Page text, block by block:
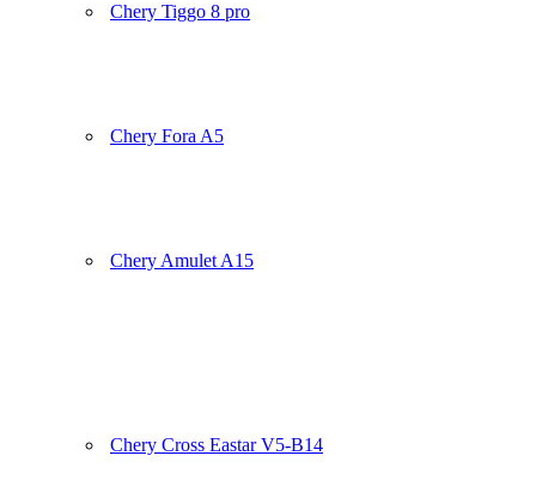
Chery Tiggo 8 pro
Chery Fora A5
Chery Amulet A15
Chery Cross Eastar V5-B14